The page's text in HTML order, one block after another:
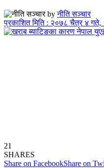
by नीति सञ्चार
प्रकाशित मिति : २०७८ चैत्र ४
21
SHARES
Share on FacebookShare on